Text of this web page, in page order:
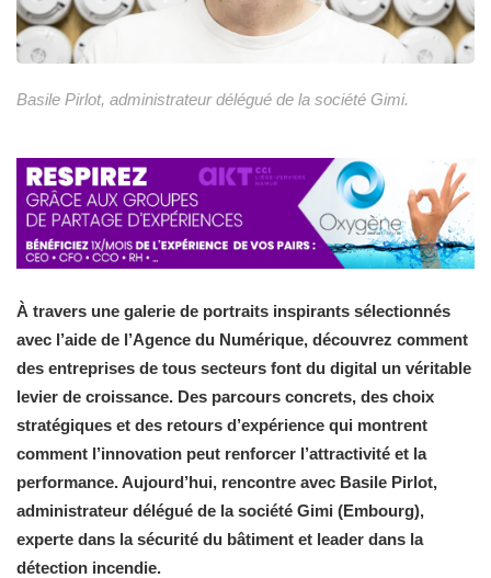
Basile Pirlot, administrateur délégué de la société Gimi.
À travers une galerie de portraits inspirants sélectionnés
avec l’aide de l’Agence du Numérique, découvrez comment
des entreprises de tous secteurs font du digital un véritable
levier de croissance. Des parcours concrets, des choix
stratégiques et des retours d’expérience qui montrent
comment l’innovation peut renforcer l’attractivité et la
performance. Aujourd’hui, rencontre avec Basile Pirlot,
administrateur délégué de la société Gimi (Embourg),
experte dans la sécurité du bâtiment et leader dans la
détection incendie.